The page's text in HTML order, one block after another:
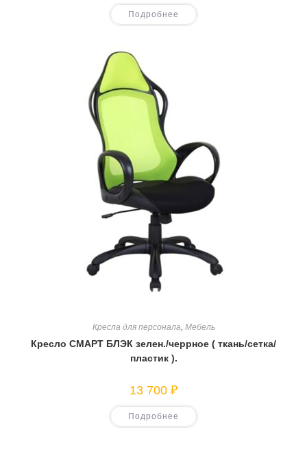
Подробнее
Кресла для персонала Мебель
Кресло СМАРТ БЛЭК зелен./черрное ( ткань/сетка/
пластик ).
13 700 ₽
Подробнее